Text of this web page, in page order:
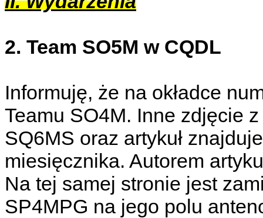
2. Team SO5M w CQDL
Informuję, że na okładce
Teamu SO4M. Inne zdjęcie
SQ6MS oraz artykuł
miesięcznika. Autorem
Na tej samej stronie jest
SP4MPG na jego polu